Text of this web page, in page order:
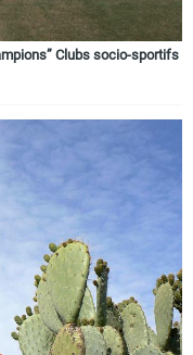
Clubs socio-sportifs